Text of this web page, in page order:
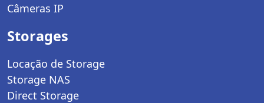
Câmeras IP
Storages
Locação de Storage
Storage NAS
Direct Storage